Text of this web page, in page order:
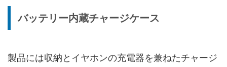
バッテリー内蔵チャージケース
製品には収納とイヤホンの充電器を兼ねたチャージ